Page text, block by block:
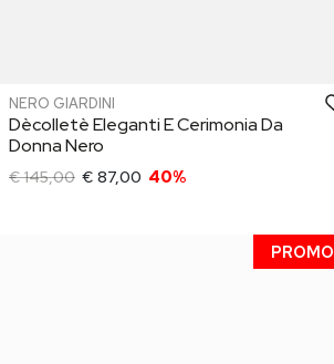
NERO GIARDINI
Dècolletè Eleganti E Cerimonia Da
Donna Nero
€ 145,00 € 87,00 40%
PROMO